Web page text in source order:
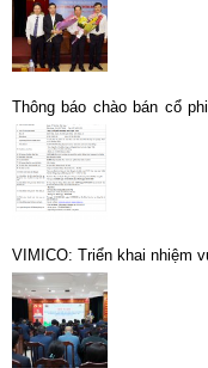
Thông báo chào bán cổ
sản – TKV tại Công ty CP
VIMICO: Triển khai nhiệm